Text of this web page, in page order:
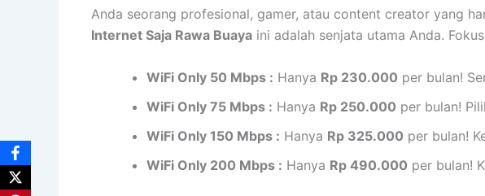
Anda seorang profesional, gamer, atau content creator yang
Internet Saja Rawa Buaya ini adalah senjata utama Anda.
WiFi Only 50 Mbps : Hanya Rp 230.000 per bulan!
WiFi Only 75 Mbps : Hanya Rp 250.000 per bulan!
WiFi Only 150 Mbps : Hanya Rp 325.000 per bulan!
WiFi Only 200 Mbps : Hanya Rp 490.000 per bulan!